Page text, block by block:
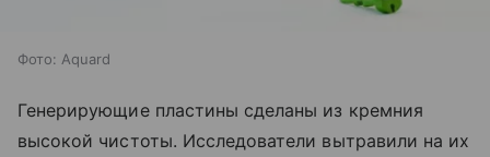
Фото: Aquard
Генерирующие пластины сделаны из кремния
высокой чистоты. Исследователи вытравили на их